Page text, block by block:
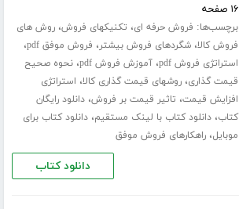
۱۶ صفحه
برچسب‌ها: فروش حرفه ای، تکنیکهای فروش،روش های
فروش کالا،شگردهای فروش بیشتر، فروش موفق pdf ،
استراتژی فروش pdf ،آموزش فروش pdf ،نحوه صحیح
قیمت گذاری،روشهای قیمت گذاری کالا، استراتژی
افزایش قیمت، تاثیر قیمت بر فروش،دانلود رایگان
کتاب،دانلود کتاب با لینک مستقیم،دانلود کتاب برای
موبایل،راهکارهای فروش موفق
دانلود کتاب